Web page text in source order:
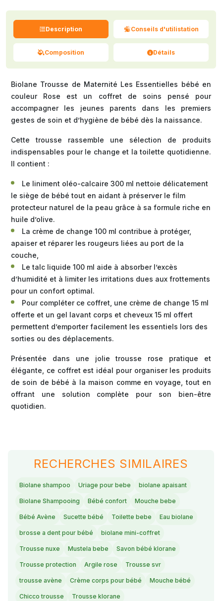
Description Conseils d'utilistation
Composition Détails
Biolane Trousse de Maternité Les Essentielles bébé en
couleur Rose est un coffret de soins pensé pour
accompagner les jeunes parents dans les premiers
gestes de soin et d’hygiène de bébé dès la naissance.
Cette trousse rassemble une sélection de produits
indispensables pour le change et la toilette quotidienne.
Il contient :
Le liniment oléo-calcaire 300 ml nettoie délicatement
le siège de bébé tout en aidant à préserver le film
protecteur naturel de la peau grâce à sa formule riche en
huile d’olive.
La crème de change 100 ml contribue à protéger,
apaiser et réparer les rougeurs liées au port de la
couche,
Le talc liquide 100 ml aide à absorber l’excès
d’humidité et à limiter les irritations dues aux frottements
pour un confort optimal.
Pour compléter ce coffret, une crème de change 15 ml
offerte et un gel lavant corps et cheveux 15 ml offert
permettent d’emporter facilement les essentiels lors des
sorties ou des déplacements.
Présentée dans une jolie trousse rose pratique et
élégante, ce coffret est idéal pour organiser les produits
de soin de bébé à la maison comme en voyage, tout en
offrant une solution complète pour son bien-être
quotidien.
RECHERCHES SIMILAIRES
Biolane shampoo Uriage pour bebe biolane apaisant
Biolane Shampooing Bébé confort Mouche bebe
Bébé Avène Sucette bébé Toilette bebe Eau biolane
brosse a dent pour bébé biolane mini-coffret
Trousse nuxe Mustela bebe Savon bébé klorane
Trousse protection Argile rose Trousse svr
trousse avène Crème corps pour bébé Mouche bébé
Chicco trousse Trousse klorane